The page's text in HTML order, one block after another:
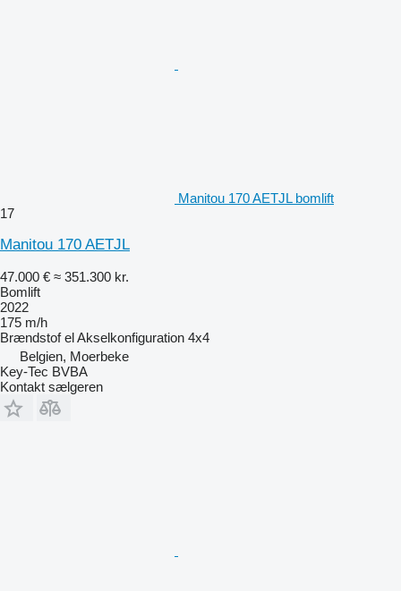
Manitou 170 AETJL bomlift
17
Manitou 170 AETJL
47.000 € ≈ 351.300 kr.
Bomlift
2022
175 m/h
Brændstof elAkselkonfiguration 4x4
Belgien, Moerbeke
Key-Tec BVBA
Kontakt sælgeren